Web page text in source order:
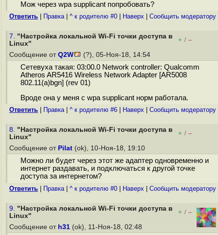
Мож через wpa supplicant попробовать?
Ответить Правка| ^ к родителю #0 Наверх Cообщить модератору
7. "Настройка локальной Wi-Fi точки доступа в
Linux"
+ / –
Сообщение от Q2W (?), 05-Ноя-18, 14:54
Сетевуха такая: 03:00.0 Network controller: Qualcomm
Atheros AR5416 Wireless Network Adapter [AR5008
802.11(a)bgn] (rev 01)
Вроде она у меня с wpa supplicant норм работала.
Ответить Правка| ^ к родителю #6 Наверх Cообщить модератору
8. "Настройка локальной Wi-Fi точки доступа в
Linux"
+ / –
Сообщение от Pilat (ok), 10-Ноя-18, 19:10
Можно ли будет через этот же адаптер одновременно и
интернет раздавать, и подключаться к другой точке
доступа за интернетом?
Ответить Правка| ^ к родителю #0 Наверх Cообщить модератору
9. "Настройка локальной Wi-Fi точки доступа в
Linux"
+ / –
Сообщение от h31 (ok), 11-Ноя-18, 02:48